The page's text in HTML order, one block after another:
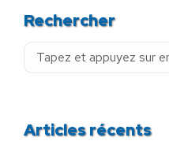
Rechercher
Recherche
Articles récents